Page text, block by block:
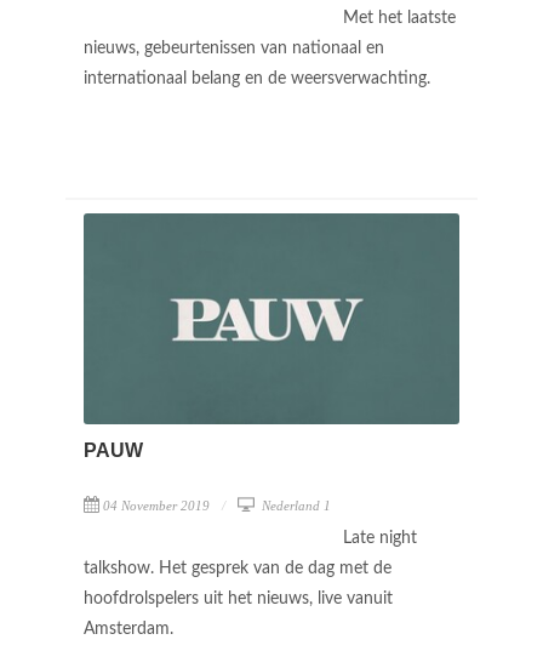
Met het laatste
nieuws, gebeurtenissen van nationaal en
internationaal belang en de weersverwachting.
PAUW
04 November 2019 Nederland 1
Late night
talkshow. Het gesprek van de dag met de
hoofdrolspelers uit het nieuws, live vanuit
Amsterdam.